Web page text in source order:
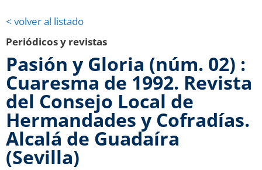
< volver al listado
Periódicos y revistas
Pasión y Gloria (núm. 02) :
Cuaresma de 1992. Revista
del Consejo Local de
Hermandades y Cofradías.
Alcalá de Guadaíra
(Sevilla)